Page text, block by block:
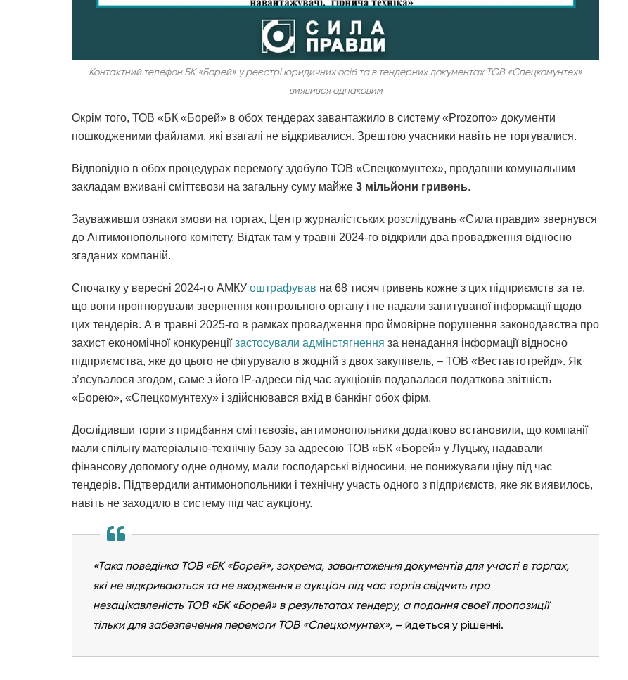
Контактний телефон БК «Борей» у реєстрі юридичних осіб та в тендерних документах ТОВ «Спецкомунтех»
виявився однаковим
Окрім того, ТОВ «БК «Борей» в обох тендерах завантажило в систему «Prozorro» документи
пошкодженими файлами, які взагалі не відкривалися. Зрештою учасники навіть не торгувалися.
Відповідно в обох процедурах перемогу здобуло ТОВ «Спецкомунтех», продавши комунальним
закладам вживані сміттєвози на загальну суму майже 3 мільйони гривень.
Зауваживши ознаки змови на торгах, Центр журналістських розслідувань «Сила правди» звернувся
до Антимонопольного комітету. Відтак там у травні 2024-го відкрили два провадження відносно
згаданих компаній.
Спочатку у вересні 2024-го АМКУ оштрафував на 68 тисяч гривень кожне з цих підприємств за те,
що вони проігнорували звернення контрольного органу і не надали запитуваної інформації щодо
цих тендерів. А в травні 2025-го в рамках провадження про ймовірне порушення законодавства про
захист економічної конкуренціїзастосували адмінстягнення за ненадання інформації відносно
підприємства, яке до цього не фігурувало в жодній з двох закупівель, – ТОВ «Веставтотрейд». Як
з’ясувалося згодом, саме з його IP-адреси під час аукціонів подавалася податкова звітність
«Борею», «Спецкомунтеху» і здійснювався вхід в банкінг обох фірм.
Дослідивши торги з придбання сміттєвозів, антимонопольники додатково встановили, що компанії
мали спільну матеріально-технічну базу за адресою ТОВ «БК «Борей» у Луцьку, надавали
фінансову допомогу одне одному, мали господарські відносини, не понижували ціну під час
тендерів. Підтвердили антимонопольники і технічну участь одного з підприємств, яке як виявилось,
навіть не заходило в систему під час аукціону.
«Така поведінка ТОВ «БК «Борей», зокрема, завантаження документів для участі в торгах,
які не відкриваються та не входження в аукціон під час торгів свідчить про
незацікавленість ТОВ «БК «Борей» в результатах тендеру, а подання своєї пропозиції
тільки для забезпечення перемоги ТОВ «Спецкомунтех», – йдеться у рішенні.